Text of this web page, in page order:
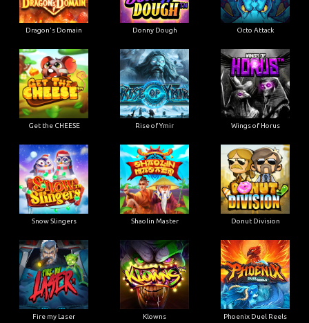
Dragon's Domain Donny Dough Octo Attack
Get the CHEESE Rise of Ymir Wings of Horus
Snow Slingers Shaolin Master Donut Division
Fire my Laser Klowns Phoenix Duel Reels